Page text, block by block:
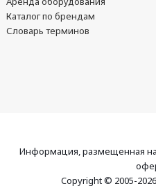
Каталог по брендам
Словарь терминов
Информация, размещенная на
Copyright © 2005-2026